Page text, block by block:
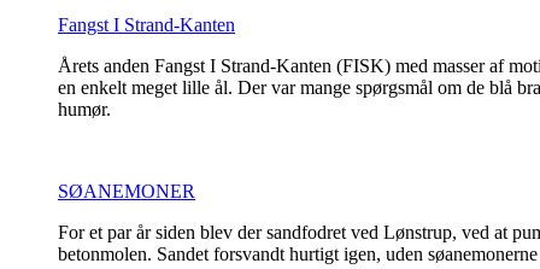
Fangst I Strand-Kanten
Årets anden Fangst I Strand-Kanten (FISK) med masser af
en enkelt meget lille ål. Der var mange spørgsmål om de blå
humør.
SØANEMONER
For et par år siden blev der sandfodret ved Lønstrup, ved at
betonmolen. Sandet forsvandt hurtigt igen, uden